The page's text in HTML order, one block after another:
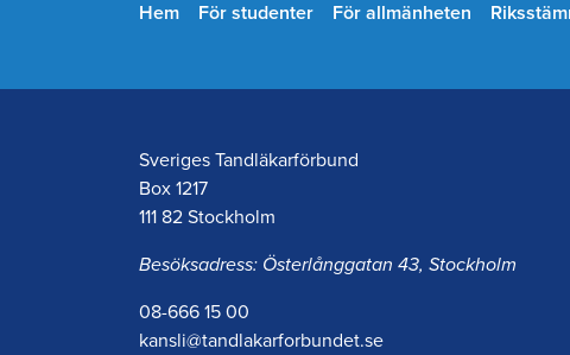
Hem
För studenter För allmänheten
Sveriges Tandläkarförbund
Box 1217
111 82 Stockholm
Besöksadress: Österlånggatan 43, Stockholm
08-666 15 00
kansli@tandlakarforbundet.se